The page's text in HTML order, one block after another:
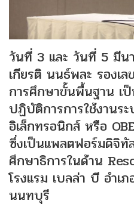
วันที่ 3 และ วันที่ 5 มีน
เกียรติ นนธ์พละ รองเ
การศึกษาขั้นพื้นฐาน เ
ปฏิบัติการการใช้งานร
อิเล็กทรอนิกส์ หรือ
ซึ่งเป็นแพลตฟอร์มดิจิทั
ศึกษาธิการในด้าน
โรงแรม เบลล่า บี อำเ
นนทบุรี